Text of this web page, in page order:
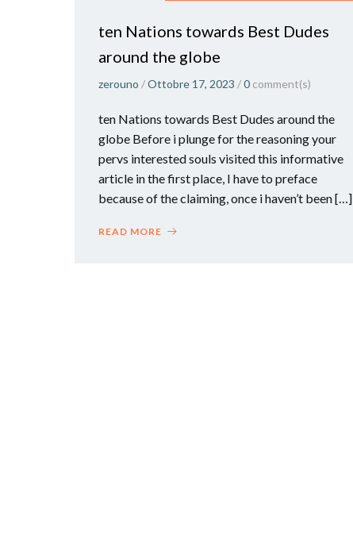
ten Nations towards Best Dudes
around the globe
zerouno /Ottobre 17, 2023 /0 comment(s)
ten Nations towards Best Dudes around the
globe Before i plunge for the reasoning your
pervs interested souls visited this informative
article in the first place, I have to preface
because of the claiming, once i haven’t been […]
READ MORE